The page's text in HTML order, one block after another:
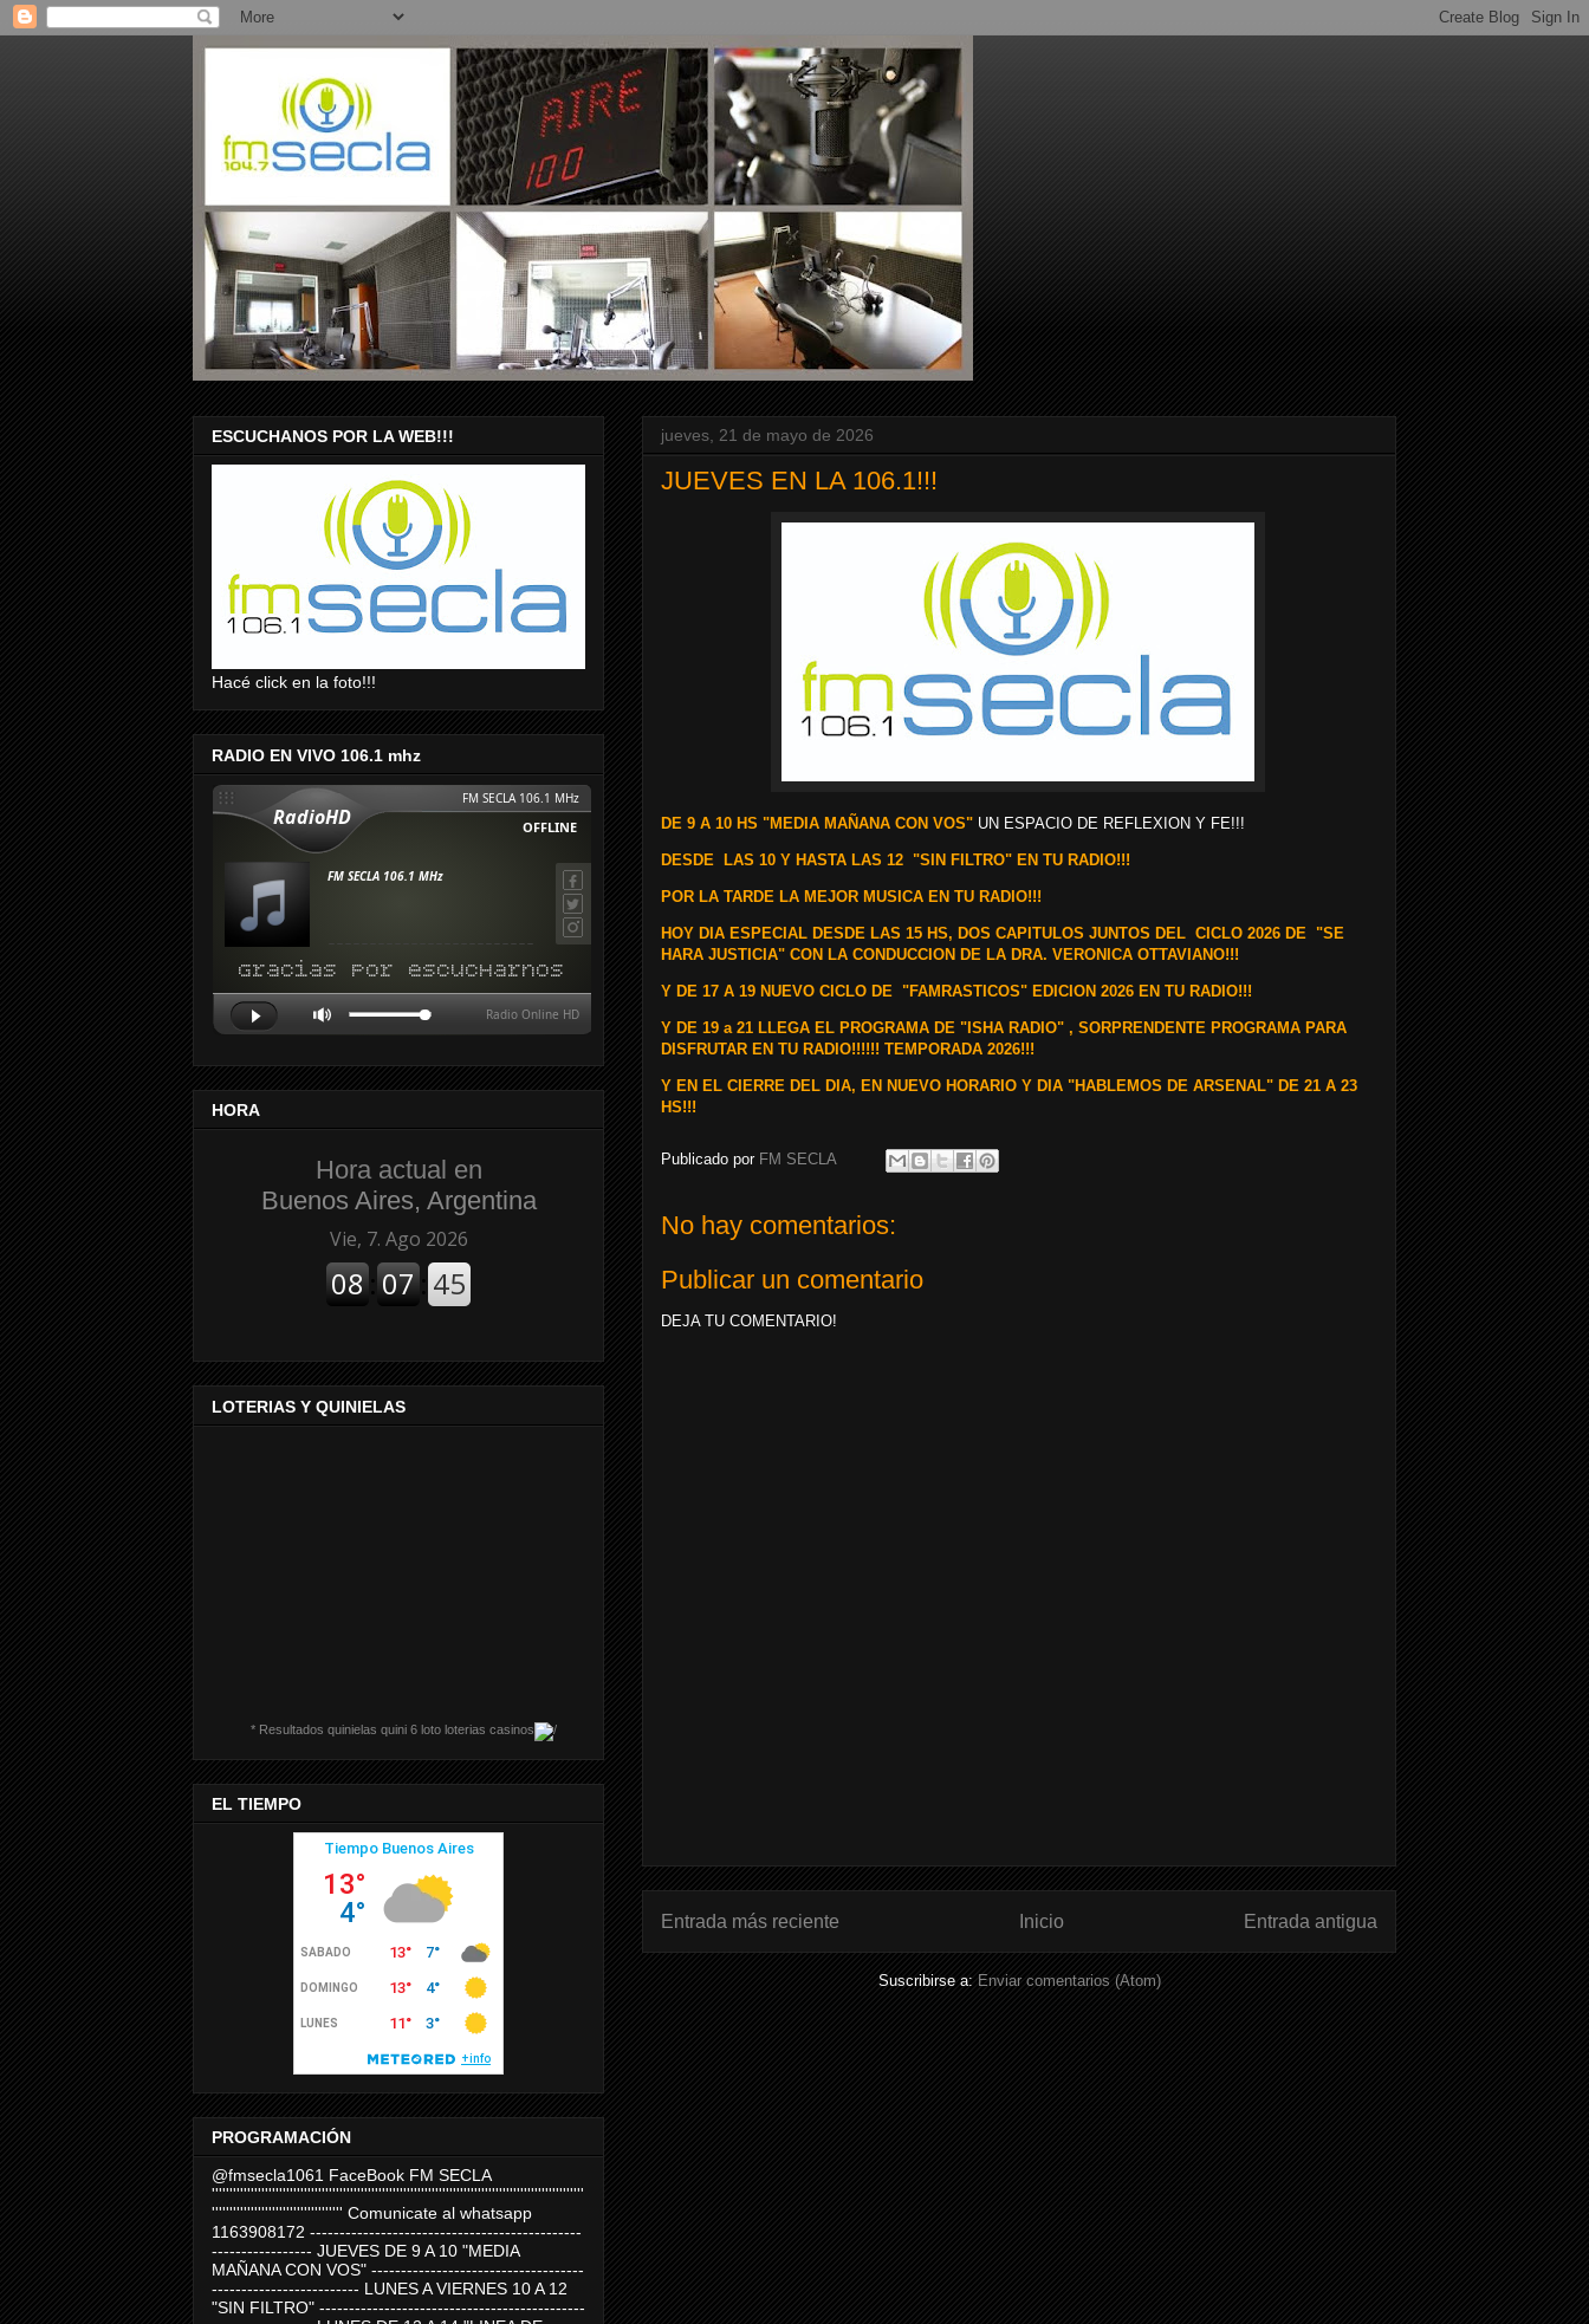
jueves, 21 de mayo de 2026
JUEVES EN LA 106.1!!!
DE 9 A 10 HS "MEDIA MAÑANA CON VOS" UN ESPACIO DE REFLEXION Y FE!!!
DESDE LAS 10 Y HASTA LAS 12 "SIN FILTRO" EN TU RADIO!!!
POR LA TARDE LA MEJOR MUSICA EN TU RADIO!!!
HOY DIA ESPECIAL DESDE LAS 15 HS, DOS CAPITULOS JUNTOS DEL CICLO 2026 DE "SE
HARA JUSTICIA" CON LA CONDUCCION DE LA DRA. VERONICA OTTAVIANO!!!
Y DE 17 A 19 NUEVO CICLO DE "FAMRASTICOS" EDICION 2026 EN TU RADIO!!!
Y DE 19 a 21 LLEGA EL PROGRAMA DE "ISHA RADIO" , SORPRENDENTE PROGRAMA PARA
DISFRUTAR EN TU RADIO!!!!!! TEMPORADA 2026!!!
Y EN EL CIERRE DEL DIA, EN NUEVO HORARIO Y DIA "HABLEMOS DE ARSENAL" DE 21 A 23
HS!!!
Publicado por FM SECLA
No hay comentarios:
Publicar un comentario
DEJA TU COMENTARIO!
Entrada más reciente Entrada antigua
Inicio
Suscribirse a: Enviar comentarios (Atom)
ESCUCHANOS POR LA WEB!!!
Hacé click en la foto!!!
RADIO EN VIVO 106.1 mhz
HORA
Hora actual en
Buenos Aires, Argentina
LOTERIAS Y QUINIELAS
* Resultados quinielas quini 6 loto loterias casinos
EL TIEMPO
PROGRAMACIÓN
@fmsecla1061 FaceBook FM SECLA
'''''''''''''''''''''''''''''''''''''''''''''''''''''''''''''''''''''''''''''''''''''''''''''''''''''''''
''''''''''''''''''''''''''''''''''''' Comunicate al whatsapp
1163908172 ----------------------------------------------
----------------- JUEVES DE 9 A 10 "MEDIA
MAÑANA CON VOS" ------------------------------------
------------------------- LUNES A VIERNES 10 A 12
"SIN FILTRO" ---------------------------------------------